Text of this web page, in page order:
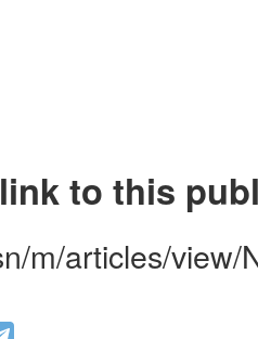
to this
m/articles/view/